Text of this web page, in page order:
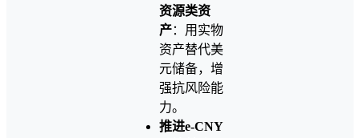
资源类资
产：用实物
资产替代美
元储备，增
强抗风险能
力。
推进e-CNY